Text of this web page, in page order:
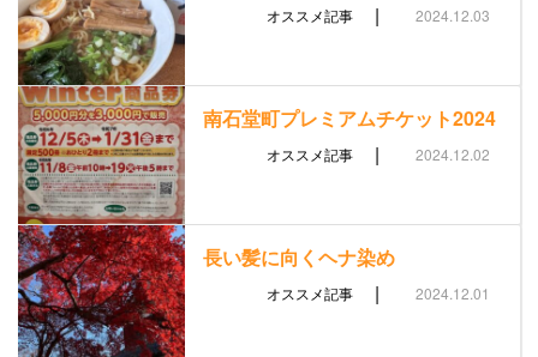
オススメ記事 | 2024.12.03
南石堂町プレミアムチケット2024
オススメ記事 | 2024.12.02
長い髪に向くヘナ染め
オススメ記事 | 2024.12.01